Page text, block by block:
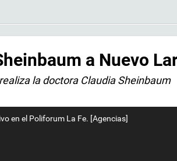
a Nuevo
la doctora Claudia Sheinbaum
en el Poliforum La Fe. [Agencias]